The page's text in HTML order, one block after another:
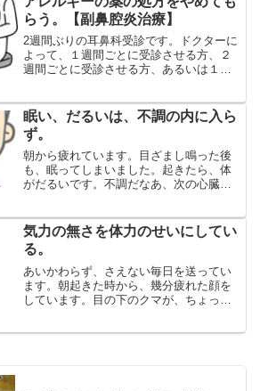
から、空気が漏れている...
らう。【副鼻腔炎治療】
2週間ぶりの耳鼻科受診です。ドクターに
よって、１週間ごとに受診させる方、２
週間ごとに受診させる方、あるいは１ヶ
咽喉科に行く。副鼻腔炎だった。）２週
間前まで出されていた、ア...
眠い、だるいは、不調の内に入ら
ず。
朝から疲れています。目ざまし鳴った後
も、眠ってしまいました。起きたら、体
がだるいです。不調だなあ、次の心臓の
は、考えてみれば、今日に限ったことで
はないです。なんとか、だる...
気力の無さを体力のせいにしてい
る。
あいかわらず、さえない毎日を送ってい
ます。朝起きた時から、幾分疲れた顔を
しています。目の下のクマが、ちょっと